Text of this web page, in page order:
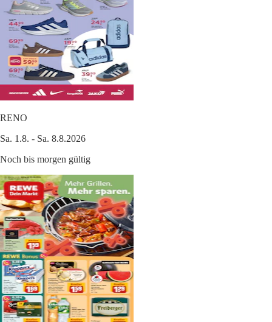
RENO
Sa. 1.8. - Sa. 8.8.2026
Noch bis morgen gültig